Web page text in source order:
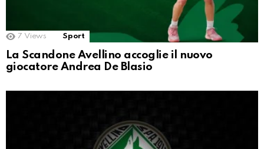
7 Views Sport
La Scandone Avellino accoglie il nuovo
giocatore Andrea De Blasio